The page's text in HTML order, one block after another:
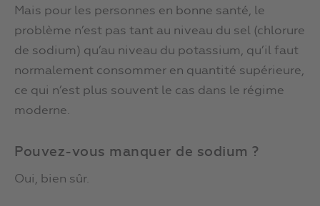
Mais pour les personnes en bonne santé, le
problème n’est pas tant au niveau du sel (chlorure
de sodium) qu’au niveau du potassium, qu’il faut
normalement consommer en quantité supérieure,
ce qui n’est plus souvent le cas dans le régime
moderne.
Pouvez-vous manquer de sodium ?
Oui, bien sûr.